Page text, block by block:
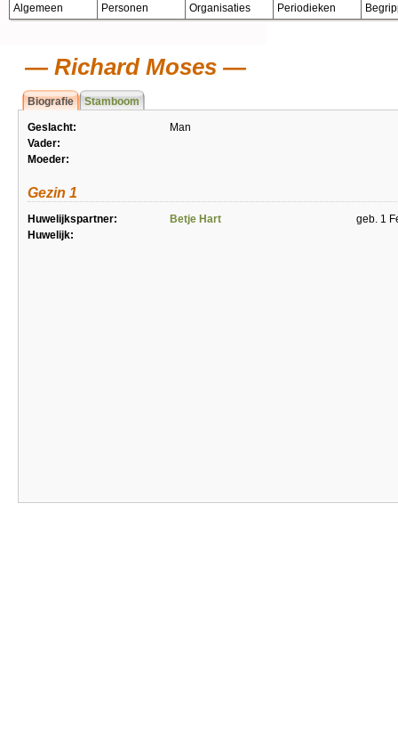
Algemeen Personen Organisaties Periodieken
Richard Moses
Biografie Stamboom
Geslacht:
Man
Vader:
Moeder:
Gezin 1
Huwelijkspartner: Betje Hart
geb. 1
Huwelijk: